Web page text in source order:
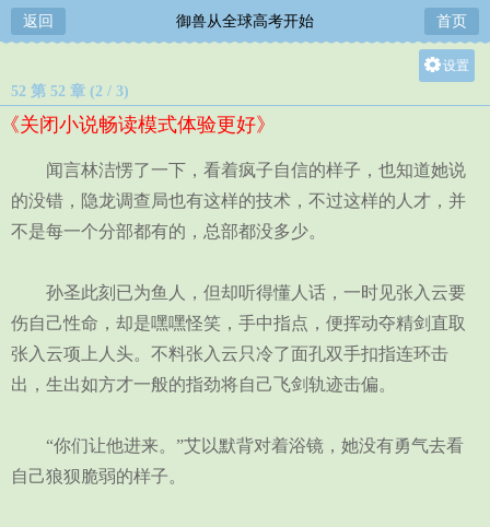
返回 御兽从全球高考开始 首页
设置
中
小
52 第 52 章 (2 / 3)
《关闭小说畅读模式体验更好》
闻言林洁愣了一下，看着疯子自信的样子，也知道她说
的没错，隐龙调查局也有这样的技术，不过这样的人才，并
不是每一个分部都有的，总部都没多少。
孙圣此刻已为鱼人，但却听得懂人话，一时见张入云要
伤自己性命，却是嘿嘿怪笑，手中指点，便挥动夺精剑直取
张入云项上人头。不料张入云只冷了面孔双手扣指连环击
出，生出如方才一般的指劲将自己飞剑轨迹击偏。
“你们让他进来。”艾以默背对着浴镜，她没有勇气去看
自己狼狈脆弱的样子。